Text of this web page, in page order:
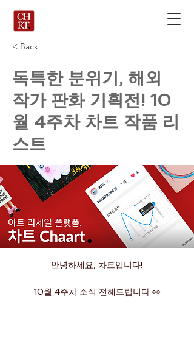
< Back
독특한 분위기, 해외
작가 판화 기획전! 10
월 4주차 차트 작품 리
스트
안녕하세요, 차트입니다!
10월 4주차 소식 전해드립니다 👀